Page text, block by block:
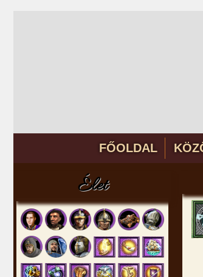
FŐOLDAL
Élet